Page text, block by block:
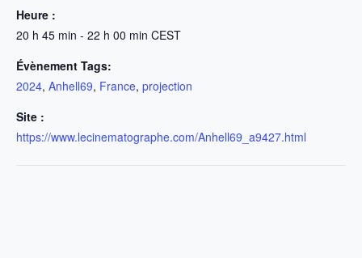
Heure :
20 h 45 min - 22 h 00 min CEST
Évènement Tags:
2024, Anhell69, France, projection
Site :
https://www.lecinematographe.com/Anhell69_a9427.html